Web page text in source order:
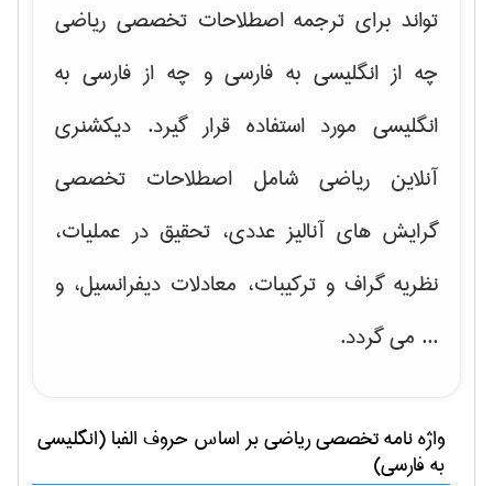
تواند برای ترجمه اصطلاحات تخصصی ریاضی
چه از انگلیسی به فارسی و چه از فارسی به
انگلیسی مورد استفاده قرار گیرد. دیکشنری
آنلاین ریاضی شامل اصطلاحات تخصصی
گرایش های آنالیز عددی، تحقیق در عملیات،
نظریه گراف و تركیبات، معادلات دیفرانسیل، و
... می گردد.
واژه نامه تخصصیرياضیبر اساس حروف الفبا (انگلیسی
به فارسی)